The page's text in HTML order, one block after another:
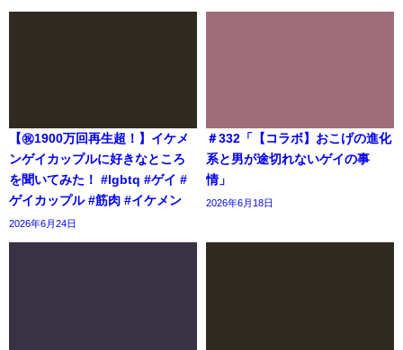
【㊗️1900万回再生超！】イケメ
ンゲイカップルに好きなところ
を聞いてみた！ #lgbtq #ゲイ #
ゲイカップル #筋肉 #イケメン
2026年6月24日
＃332「【コラボ】おこげの進化
系と男が途切れないゲイの事
情」
2026年6月18日